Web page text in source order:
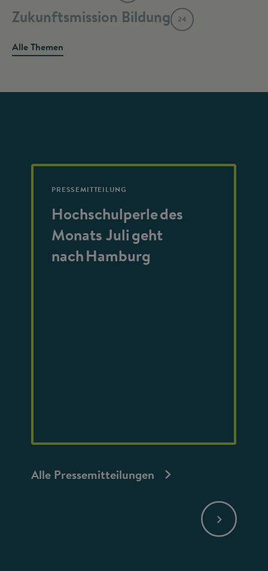
Zukunftsmission Bildung 24
Alle Themen
PRESSEMITTEILUNG
Hochschulperle des
Monats Juli geht
nach Hamburg
Alle Pressemitteilungen